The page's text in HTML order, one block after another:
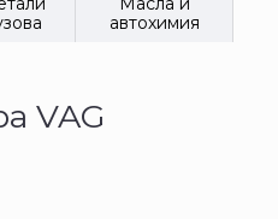
автохимия
VAG